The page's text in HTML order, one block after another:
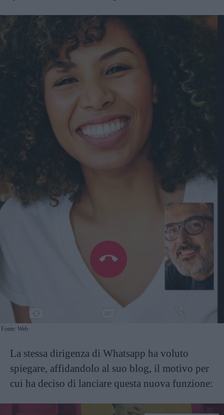
Fonte: Web
La stessa dirigenza di Whatsapp ha voluto
spiegare, affidandolo al suo blog, il motivo per
cui ha deciso di lanciare questa nuova funzione: